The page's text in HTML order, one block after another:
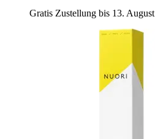
Gratis Zustellung bis 13. August